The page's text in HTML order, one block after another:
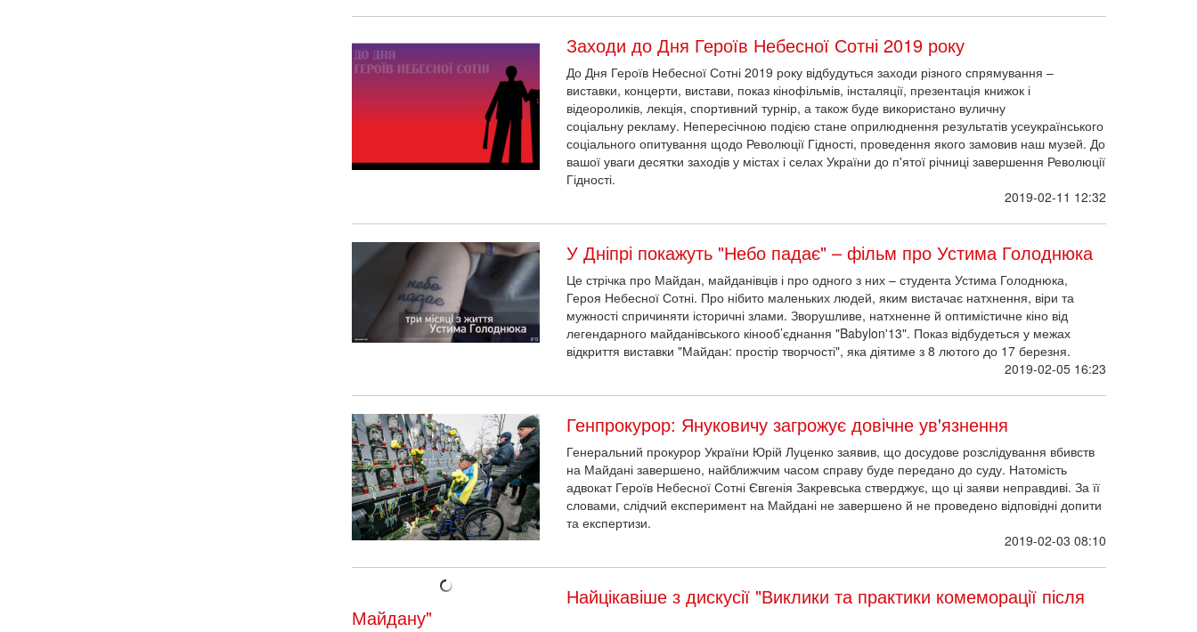
Заходи до Дня Героїв Небесної Сотні 2019 року
До Дня Героїв Небесної Сотні 2019 року відбудуться заходи різного спрямування –
виставки, концерти, вистави, показ кінофільмів, інсталяції, презентація книжок і
відеороликів, лекція, спортивний турнір, а також буде використано вуличну
соціальну рекламу. Непересічною подією стане оприлюднення результатів усеукраїнського
соціального опитування щодо Революції Гідності, проведення якого замовив наш музей. До
вашої уваги десятки заходів у містах і селах України до п'ятої річниці завершення Революції
Гідності.
2019-02-11 12:32
У Дніпрі покажуть "Небо падає" – фільм про Устима Голоднюка
Це стрічка про Майдан, майданівців і про одного з них – студента Устима Голоднюка,
Героя Небесної Сотні. Про нібито маленьких людей, яким вистачає натхнення, віри та
мужності спричиняти історичні злами. Зворушливе, натхненне й оптимістичне кіно від
легендарного майданівського кінооб’єднання "Babylon'13". Показ відбудеться у межах
відкриття виставки "Майдан: простір творчості", яка діятиме з 8 лютого до 17 березня.
2019-02-05 16:23
Генпрокурор: Януковичу загрожує довічне ув'язнення
Генеральний прокурор України Юрій Луценко заявив, що досудове розслідування вбивств
на Майдані завершено, найближчим часом справу буде передано до суду. Натомість
адвокат Героїв Небесної Сотні Євгенія Закревська стверджує, що ці заяви неправдиві. За її
словами, слідчий експеримент на Майдані не завершено й не проведено відповідні допити
та експертизи.
2019-02-03 08:10
Найцікавіше з дискусії "Виклики та практики комеморації після
Майдану"